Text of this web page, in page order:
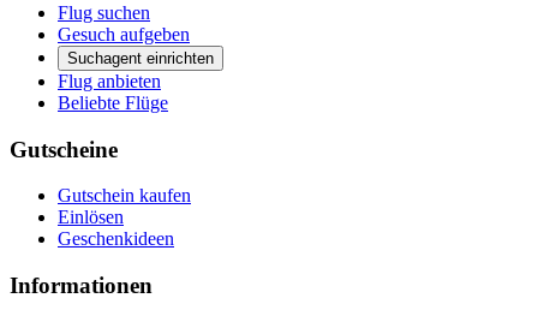
Flug suchen
Gesuch aufgeben
Suchagent einrichten
Flug anbieten
Beliebte Flüge
Gutscheine
Gutschein kaufen
Einlösen
Geschenkideen
Informationen